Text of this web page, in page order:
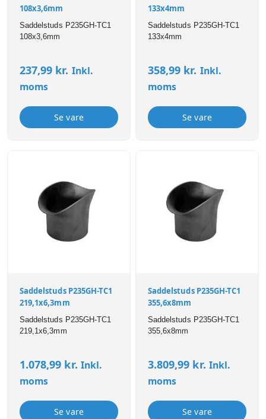
108x3,6mm
Saddelstuds P235GH-TC1
108x3,6mm
237,99 kr. Inkl.
moms
Se vare
133x4mm
Saddelstuds P235GH-TC1
133x4mm
358,99 kr. Inkl.
moms
Se vare
Saddelstuds P235GH-TC1
219,1x6,3mm
Saddelstuds P235GH-TC1
219,1x6,3mm
1.078,99 kr. Inkl.
moms
Se vare
Saddelstuds P235GH-TC1
355,6x8mm
Saddelstuds P235GH-TC1
355,6x8mm
3.809,99 kr. Inkl.
moms
Se vare